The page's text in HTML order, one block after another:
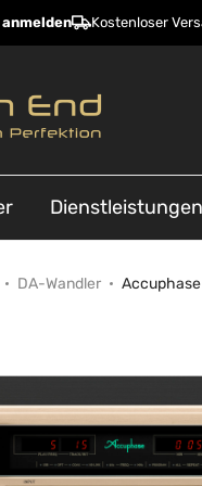
Kostenloser
Dienstleistungen
DA-Wandler